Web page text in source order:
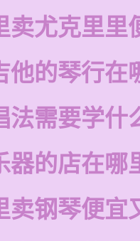
卖尤克里里
他的琴行在
法需要学什
器的店在哪
卖钢琴便宜